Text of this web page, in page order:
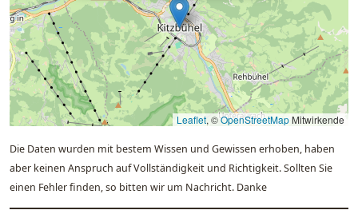
Leaflet, ©OpenStreetMapMitwirkende
Die Daten wurden mit bestem Wissen und Gewissen erhoben, haben
aber keinen Anspruch auf Vollständigkeit und Richtigkeit. Sollten Sie
einen Fehler finden, so bitten wir um Nachricht. Danke